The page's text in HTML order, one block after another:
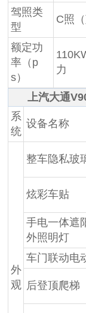
驾照类
型
C照（
额定功
率（p
s）
力
上汽大通
系
统
设备名称
外
观
整车隐私玻
炫彩车贴
手电一体遮
外照明灯
车门联动电
后登顶爬梯